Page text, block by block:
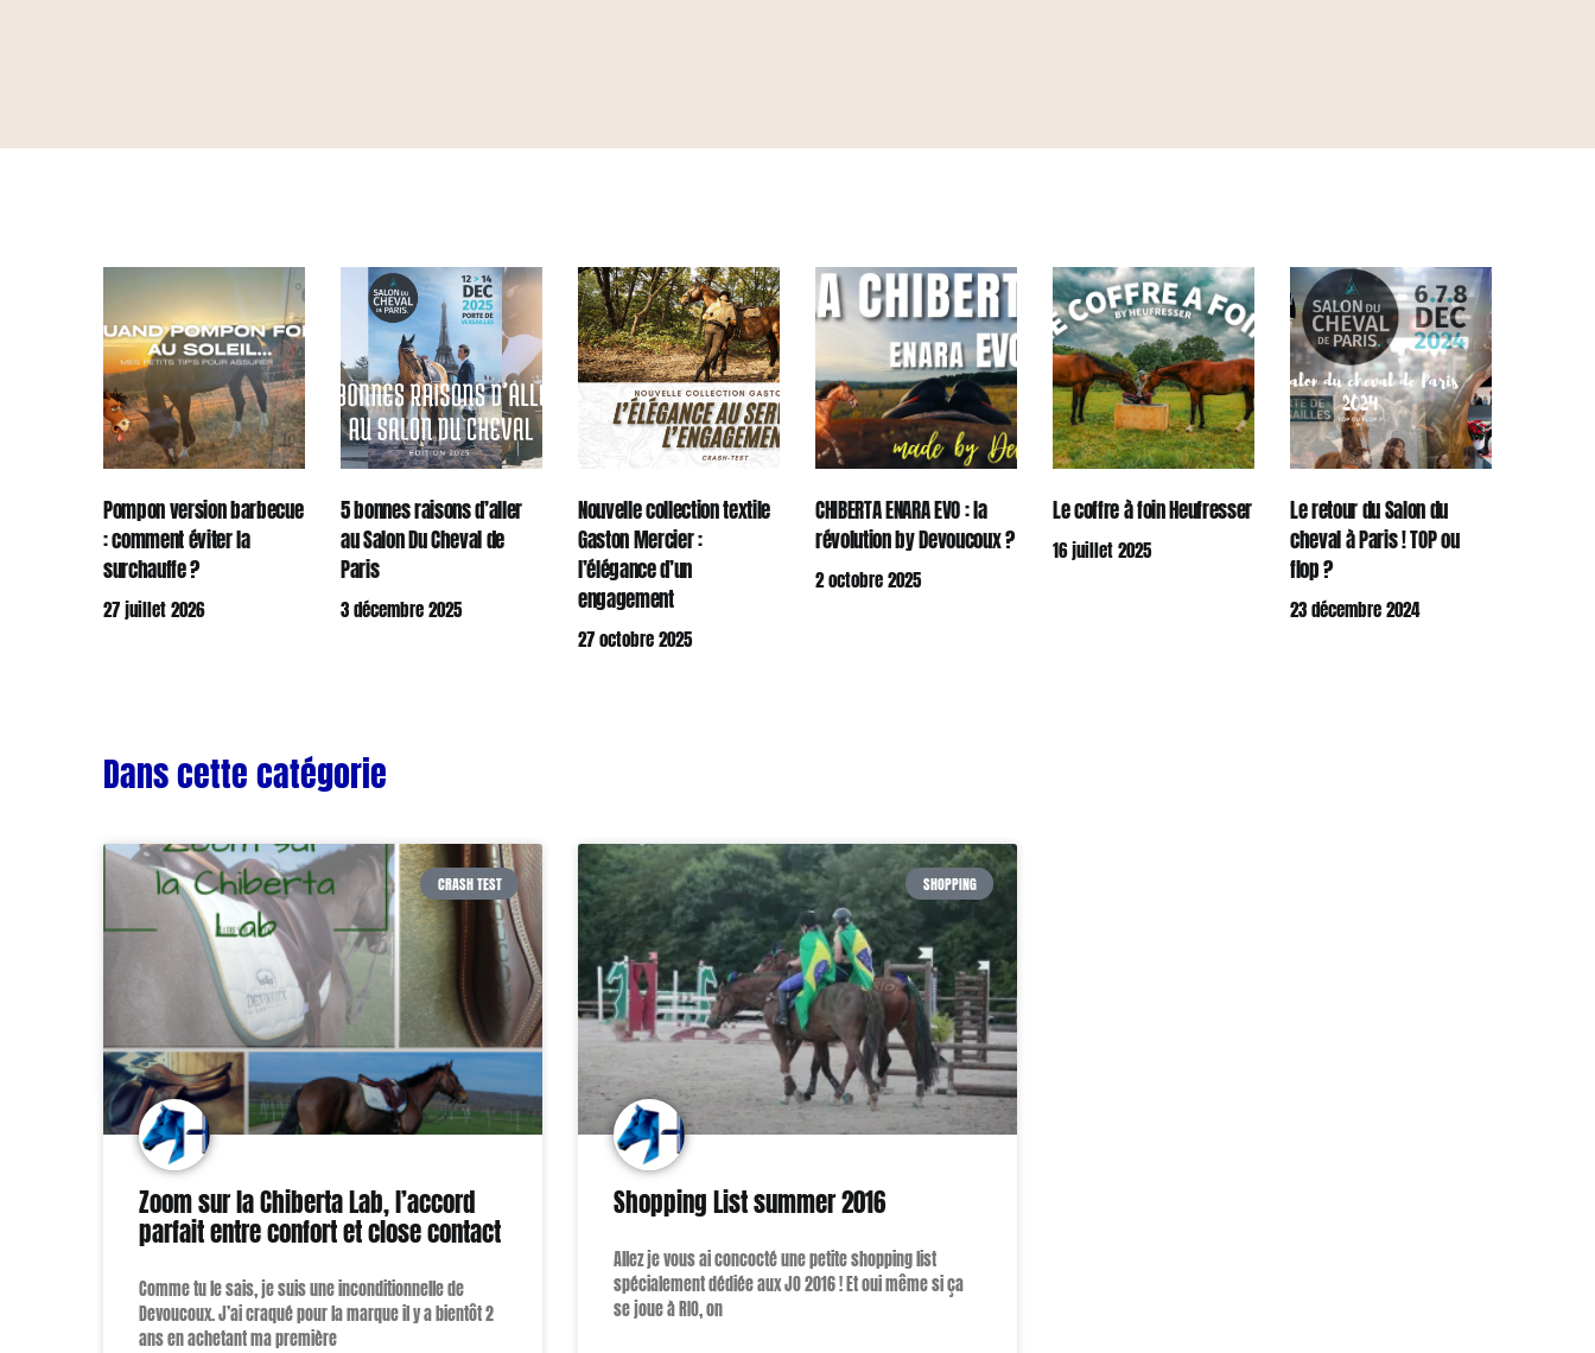
Pompon version barbecue
: comment éviter la
surchauffe ?
27 juillet 2026
5 bonnes raisons d’aller
au Salon Du Cheval de
Paris
3 décembre 2025
Nouvelle collection textile
Gaston Mercier :
l’élégance d’un
engagement
27 octobre 2025
CHIBERTA ENARA EVO : la
révolution by Devoucoux ?
2 octobre 2025
Le coffre à foin Heufresser
16 juillet 2025
Le retour du Salon du
cheval à Paris ! TOP ou
flop ?
23 décembre 2024
Dans cette catégorie
CRASH TEST
Zoom sur la Chiberta Lab, l’accord
parfait entre confort et close contact
Comme tu le sais, je suis une inconditionnelle de
Devoucoux. J’ai craqué pour la marque il y a bientôt 2
ans en achetant ma première
SHOPPING
Shopping List summer 2016
Allez je vous ai concocté une petite shopping list
spécialement dédiée aux JO 2016 ! Et oui même si ça
se joue à RIO, on